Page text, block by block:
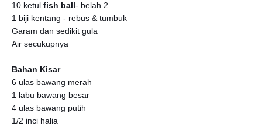
10 ketul fish ball- belah 2
1 biji kentang - rebus & tumbuk
Garam dan sedikit gula
Air secukupnya
Bahan Kisar
6 ulas bawang merah
1 labu bawang besar
4 ulas bawang putih
1/2 inci halia